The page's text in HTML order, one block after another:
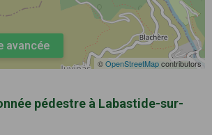
©OpenStreetMapcontributors
avancée
pédestre à Labastide-sur-